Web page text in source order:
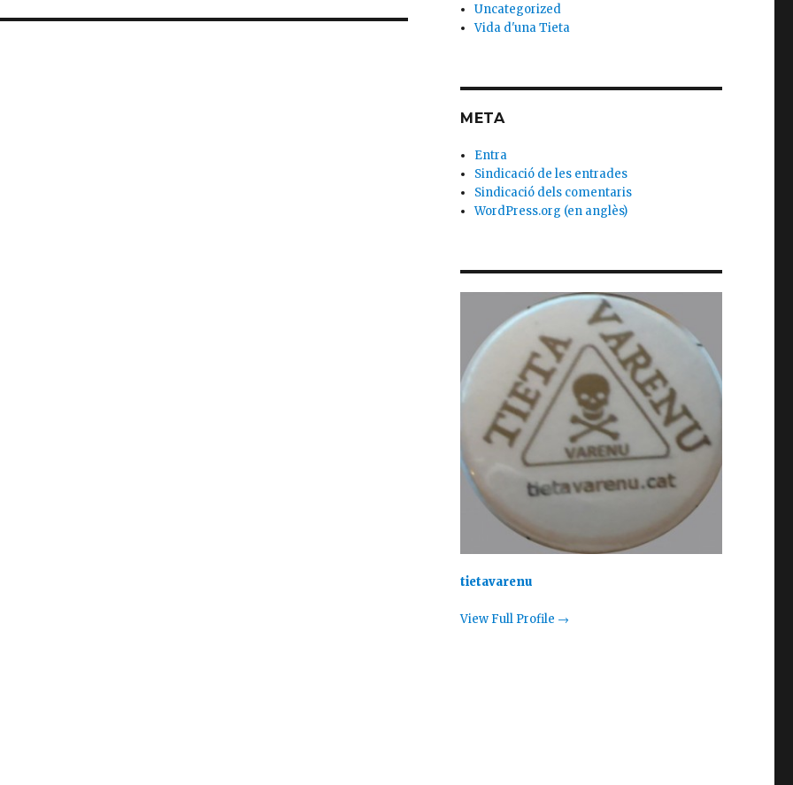
Uncategorized
Vida d'una Tieta
META
Entra
Sindicació de les entrades
Sindicació dels comentaris
WordPress.org (en anglès)
tietavarenu
View Full Profile →